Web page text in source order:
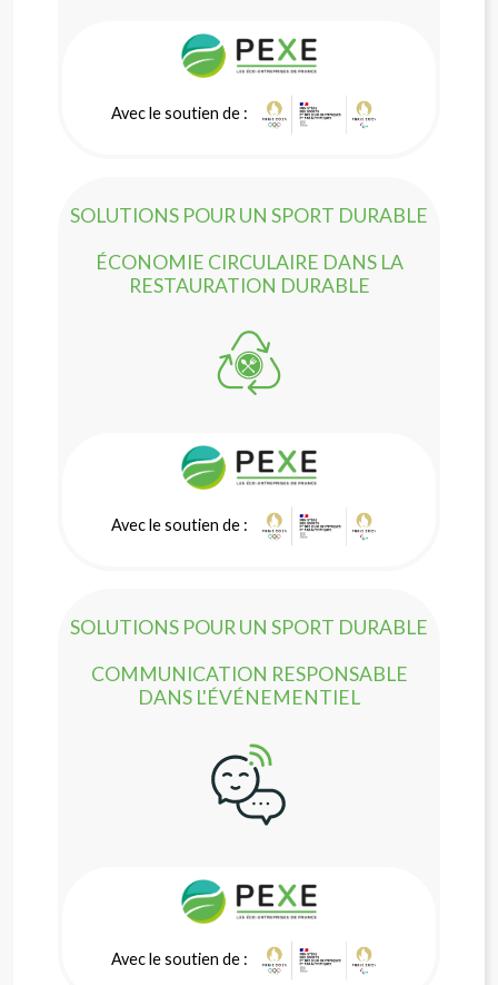
Avec le soutien de :
SOLUTIONS POUR UN SPORT DURABLE
ÉCONOMIE CIRCULAIRE DANS LA
RESTAURATION DURABLE
Avec le soutien de :
SOLUTIONS POUR UN SPORT DURABLE
COMMUNICATION RESPONSABLE
DANS L'ÉVÉNEMENTIEL
Avec le soutien de :